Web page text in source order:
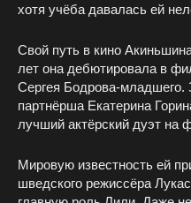
хотя учёба давалась ей
Свой путь в кино
лет она дебютировала в
Сергея Бодрова‑младшего.
партнёрша Екатерина
лучший актёрский дуэт на
Мировую известность ей
шведского режиссёра